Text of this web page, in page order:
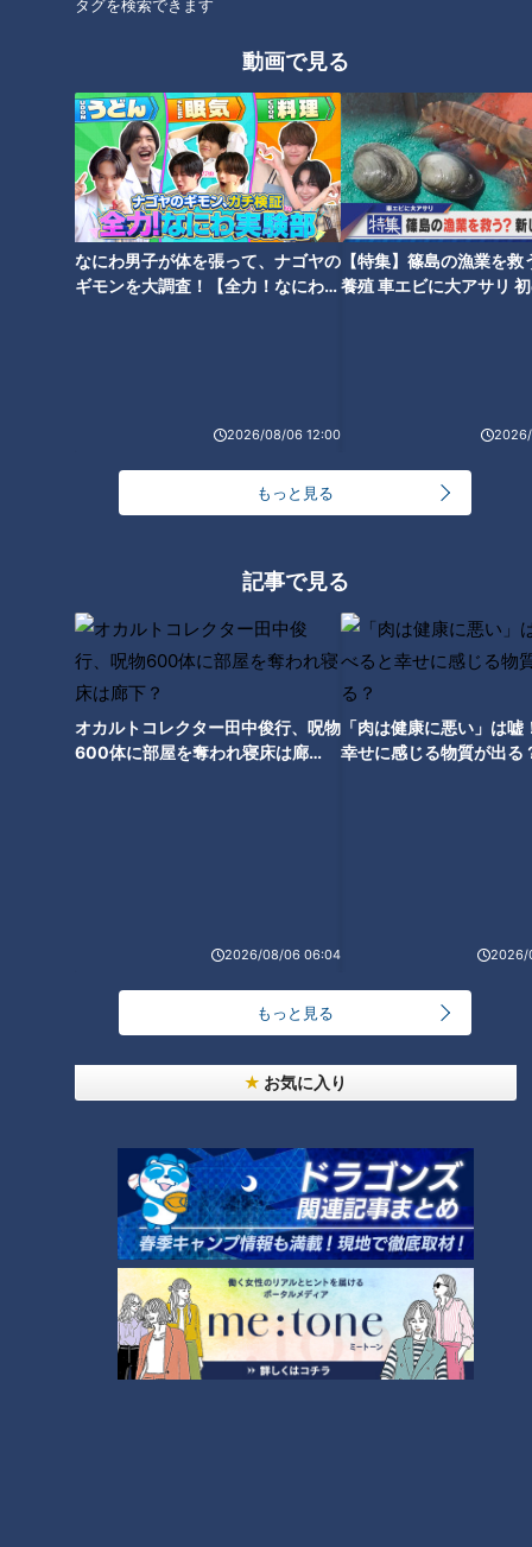
タグを検索できます
動画で見る
なにわ男子が体を張って、ナゴヤの
ギモンを大調査！【全力！なにわ実
2026/08/06 12:00
【特集】篠島の漁業を救
養殖 車エビに大アサリ
もっと見る
記事で見る
オカルトコレクター田中俊行、呪物
600体に部屋を奪われ寝床は廊
2026/08/06 06:04
「肉は健康に悪い」は嘘
幸せに感じる物質が出る
2026/
もっと見る
お気に入り
法」が思い出深い。
『涙のキッス』
この曲が入ったアルバム『世に万葉の花が咲くなり』を海外赴
任先であるオーストリアのウィーンで聴いた。
16曲入りの豪華なアルバムは小林武史氏と組んでの作品群だっ
現地のオーストリア人スタッフもサザンが大好きで、日本から
送ってもらったCDを貸したりして「音楽の都」でクラシック
サザンオールスターズ40周年の夏が過ぎて行く・・・
サザンの名曲を思い出と共に・・・
『平和の琉歌』
拠地だった屋外のナゴヤ球場。
球場周辺への騒音配慮から屋外ライブはその年で休止となり、
そのラストステージを飾ったのがサザンの「ザ・ガールズ・万
ツアーのために作られた『平和の琉歌』。「琉歌」は歌詞を五
桑田さんはその五七調で米軍基地との共存を続ける沖縄を書き
込んだ。重くせつない歌である。
前年に沖縄では少女が米兵に暴行される事件が起きていた。
日米地位協定が大きく揺らいだ中での哀しい名曲だった。
『I AM YOUR SINGER』
2008年にサザンは無期限の活動休止を発表。
「屋号をファンにお返しする」という言葉と共に、横浜国際総